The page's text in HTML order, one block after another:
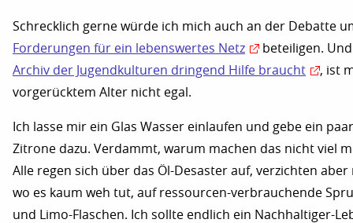
Schrecklich gerne würde ich mich auch an der Debatte
Forderungen für ein lebenswertes Netz
beteiligen.
Archiv der Jugendkulturen dringend Hilfe braucht
, ist
vorgerücktem Alter nicht egal.
Ich lasse mir ein Glas Wasser einlaufen und gebe ein
Zitrone dazu. Verdammt, warum machen das nicht viel
Alle regen sich über das Öl-Desaster auf, verzichten
wo es kaum weh tut, auf ressourcen-verbrauchende
und Limo-Flaschen. Ich sollte endlich ein Nachhaltiger-